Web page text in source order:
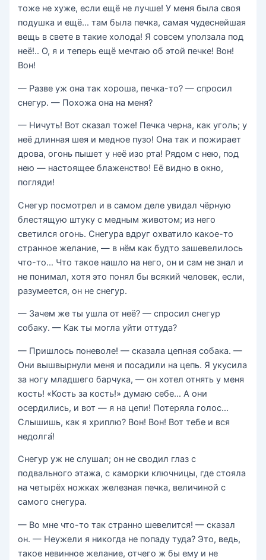
тоже не хуже, если ещё не лучше! У меня была своя
подушка и ещё… там была печка, самая чудеснейшая
вещь в свете в такие холода! Я совсем уползала под
неё!.. О, я и теперь ещё мечтаю об этой печке! Вон!
Вон!
— Разве уж она так хороша, печка-то? — спросил
снегур. — Похожа она на меня?
— Ничуть! Вот сказал тоже! Печка черна, как уголь; у
неё длинная шея и медное пузо! Она так и пожирает
дрова, огонь пышет у неё изо рта! Рядом с нею, под
нею — настоящее блаженство! Её видно в окно,
погляди!
Снегур посмотрел и в самом деле увидал чёрную
блестящую штуку с медным животом; из него
светился огонь. Снегура вдруг охватило какое-то
странное желание, — в нём как будто зашевелилось
что-то… Что такое нашло на него, он и сам не знал и
не понимал, хотя это понял бы всякий человек, если,
разумеется, он не снегур.
— Зачем же ты ушла от неё? — спросил снегур
собаку. — Как ты могла уйти оттуда?
— Пришлось поневоле! — сказала цепная собака. —
Они вышвырнули меня и посадили на цепь. Я укусила
за ногу младшего барчука, — он хотел отнять у меня
кость! «Кость за кость!» думаю себе… А они
осердились, и вот — я на цепи! Потеряла голос…
Слышишь, как я хриплю? Вон! Вон! Вот тебе и вся
недолга́!
Снегур уж не слушал; он не сводил глаз с
подвального этажа, с каморки ключницы, где стояла
на четырёх ножках железная печка, величиной с
самого снегура.
— Во мне что-то так странно шевелится! — сказал
он. — Неужели я никогда не попаду туда? Это, ведь,
такое невинное желание, отчего ж бы ему и не